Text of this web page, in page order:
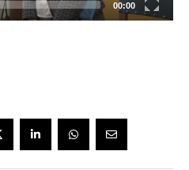
00:00